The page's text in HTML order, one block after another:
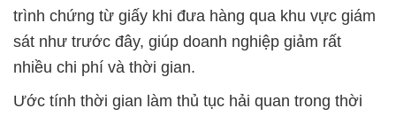
trình chứng từ giấy khi đưa hàng qua khu vực giám
sát như trước đây, giúp doanh nghiệp giảm rất
nhiều chi phí và thời gian.
Ước tính thời gian làm thủ tục hải quan trong thời